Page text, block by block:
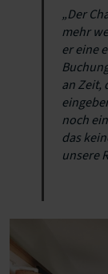
„Der
mehr
er eine
an Zeit,
noch
das
unsere